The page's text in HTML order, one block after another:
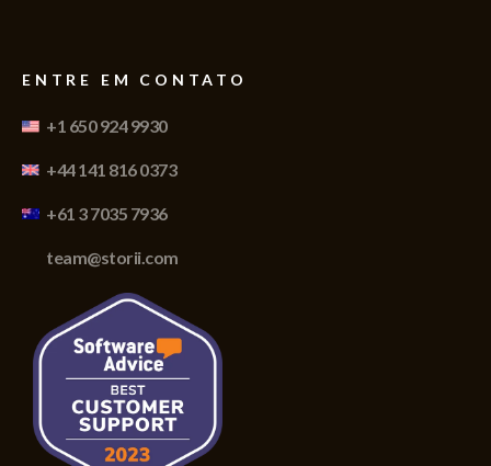
ENTRE EM CONTATO
+1 650 924 9930
+44 141 816 0373
+61 3 7035 7936
team@storii.com